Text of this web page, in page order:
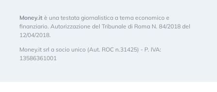
Money.it è una testata giornalistica a tema economico e
finanziario. Autorizzazione del Tribunale di Roma N. 84/2018 del
12/04/2018.
Money.it srl a socio unico (Aut. ROC n.31425) - P. IVA:
13586361001